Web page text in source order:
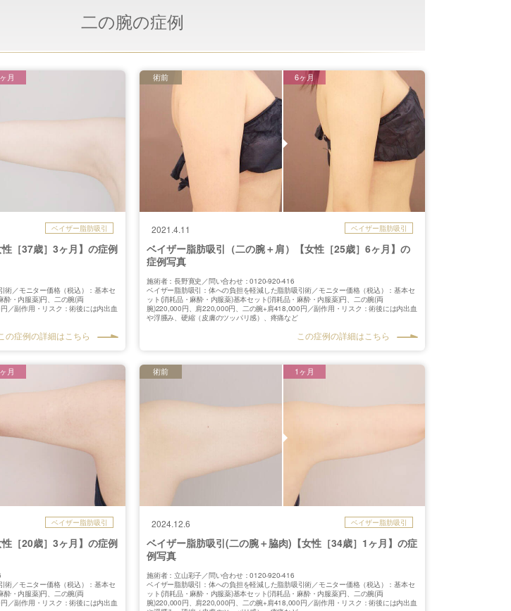
二の腕の症例
ベイザー脂肪吸引
［37歳］3ヶ月】の症例
月
術／モニター価格（税込）：基本セ
酔・内服薬)円、二の腕(両
／副作用・リスク：術後には内出血
この症例の詳細はこちら
2021.4.11 ベイザー脂肪吸引
ベイザー脂肪吸引（二の腕＋肩）【女性［25歳］6ヶ月】の
症例写真
術前 6ヶ月
施術者：長野寛史／問い合わせ：0120-920-416
ベイザー脂肪吸引：体への負担を軽減した脂肪吸引術／モニター価格（税込）：基本セ
ット(消耗品・麻酔・内服薬)基本セット(消耗品・麻酔・内服薬)円、二の腕(両
腕)220,000円、肩220,000円、二の腕+肩418,000円／副作用・リスク：術後には内出血
や浮腫み、硬縮（皮膚のツッパリ感）、疼痛など
この症例の詳細はこちら
ベイザー脂肪吸引
［20歳］3ヶ月】の症例
月
術／モニター価格（税込）：基本セ
酔・内服薬)円、二の腕(両
／副作用・リスク：術後には内出血
2024.12.6 ベイザー脂肪吸引
ベイザー脂肪吸引(二の腕＋脇肉)【女性［34歳］1ヶ月】の症
例写真
術前 1ヶ月
施術者：立山彩子／問い合わせ：0120-920-416
ベイザー脂肪吸引：体への負担を軽減した脂肪吸引術／モニター価格（税込）：基本セ
ット(消耗品・麻酔・内服薬)基本セット(消耗品・麻酔・内服薬)円、二の腕(両
腕)220,000円、肩220,000円、二の腕+肩418,000円／副作用・リスク：術後には内出血